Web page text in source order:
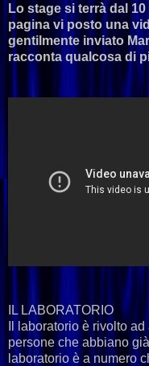
Lo stage si terrà dal
pagina vi posto una
gentilmente inviato
racconta qualcosa di
IL LABORATORIO
Il laboratorio è rivolto
persone che abbiano
laboratorio è a numero